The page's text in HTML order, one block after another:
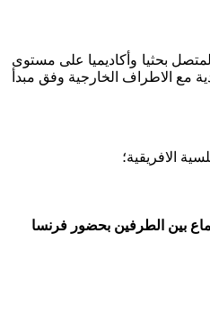
بحثيا وأكاديميا على مستوى
مع الاطراف الخارجية وفق مبدأ
الافريقية؛
بين الطرفين بحضور فرنسا